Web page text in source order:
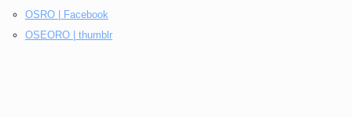
OSRO | Facebook
OSEORO | thumblr